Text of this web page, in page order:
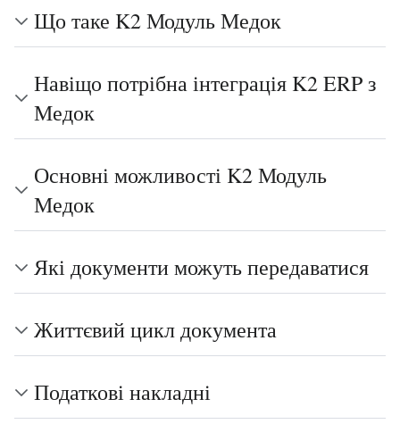
Що таке K2 Модуль Медок
Навіщо потрібна інтеграція K2 ERP з
Медок
Основні можливості K2 Модуль
Медок
Які документи можуть передаватися
Життєвий цикл документа
Податкові накладні